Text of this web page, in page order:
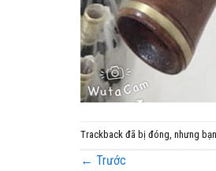
Trackback đã bị đóng, nhưng
← Trước